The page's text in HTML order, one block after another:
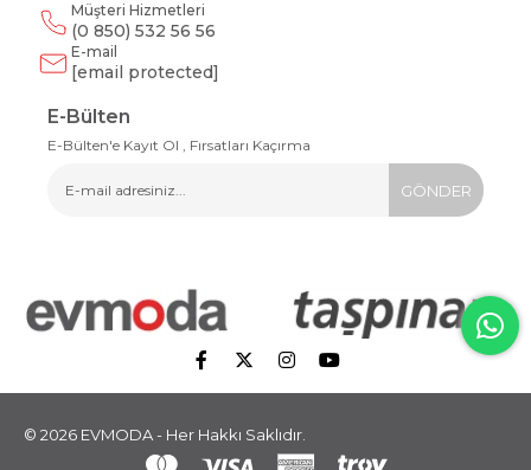
Müşteri Hizmetleri
(0 850) 532 56 56
E-mail
[email protected]
E-Bülten
E-Bülten'e Kayıt Ol , Fırsatları Kaçırma
GÖNDER
© 2026 EVMODA - Her Hakkı Saklıdır.